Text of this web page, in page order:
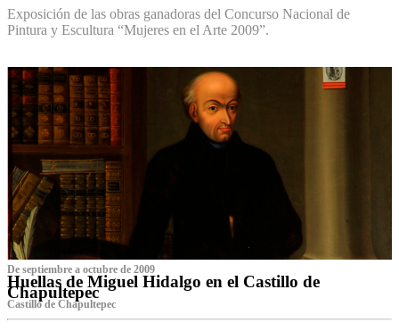
Exposición de las obras ganadoras del Concurso Nacional de
Pintura y Escultura “Mujeres en el Arte 2009”.
De septiembre a octubre de 2009
Huellas de Miguel Hidalgo en el Castillo de
Chapultepec
Castillo de Chapultepec